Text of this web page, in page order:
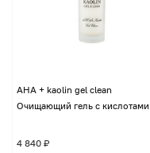
AHA + kaolin gel clean
Очищающий гель с кислотами
4 840 ₽